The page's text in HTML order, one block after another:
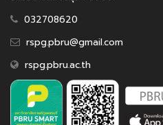
032708620
rspg.pbru@gmail.com
rspg.pbru.ac.th